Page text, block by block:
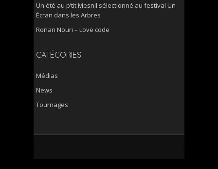
Un été au p’tit Mesnil sélectionné au festival Un
Écran dans les Arbres
Ronan Nouri – Love code
CATÉGORIES
Médias
News
Tournages